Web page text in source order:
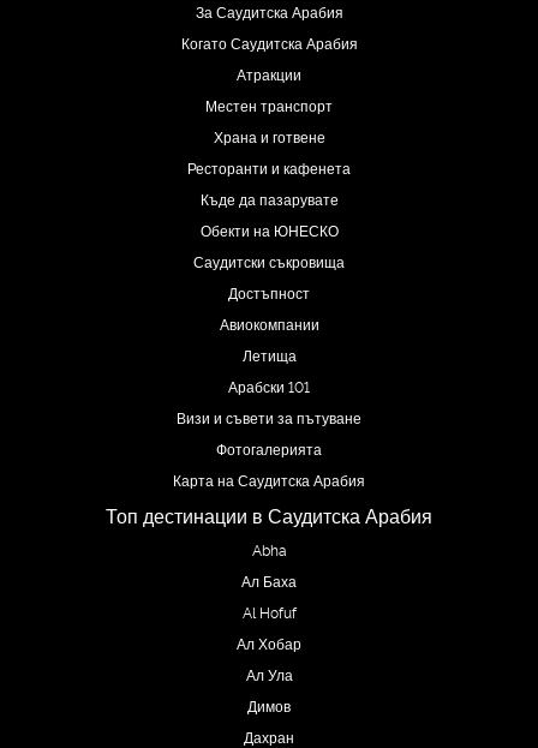
За Саудитска Арабия
Когато Саудитска Арабия
Атракции
Местен транспорт
Храна и готвене
Ресторанти и кафенета
Къде да пазарувате
Обекти на ЮНЕСКО
Саудитски съкровища
Достъпност
Авиокомпании
Летища
Арабски 101
Визи и съвети за пътуване
Фотогалерията
Карта на Саудитска Арабия
Топ дестинации в Саудитска Арабия
Abha
Ал Баха
Al Hofuf
Ал Хобар
Ал Ула
Димов
Дахран